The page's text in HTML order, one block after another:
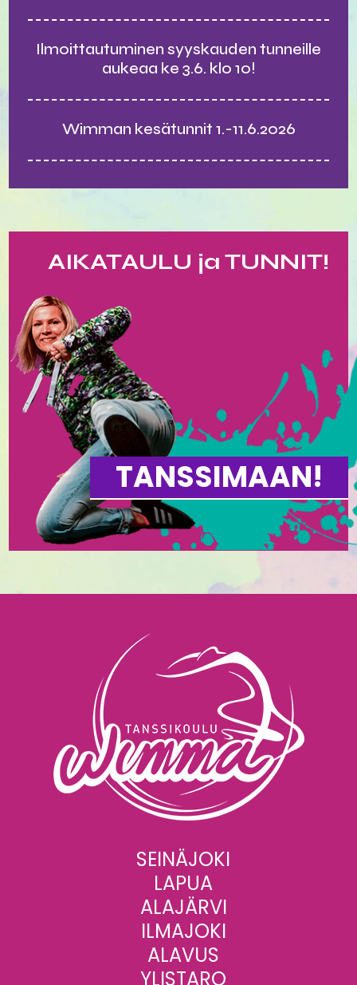
Ilmoittautuminen syyskauden tunneille
aukeaa ke 3.6. klo 10!
Wimman kesätunnit 1.-11.6.2026
AIKATAULU ja TUNNIT!
TANSSIMAAN!
SEINÄJOKI
LAPUA
ALAJÄRVI
ILMAJOKI
ALAVUS
YLISTARO